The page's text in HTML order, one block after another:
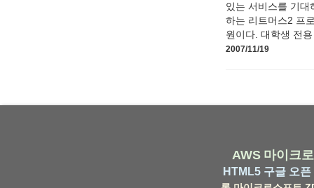
있는 서비스를 기대
하는 리트머스2 프
원이다. 대학생 전
2007/11/19
AWS 마이크
HTML5 구글 오픈